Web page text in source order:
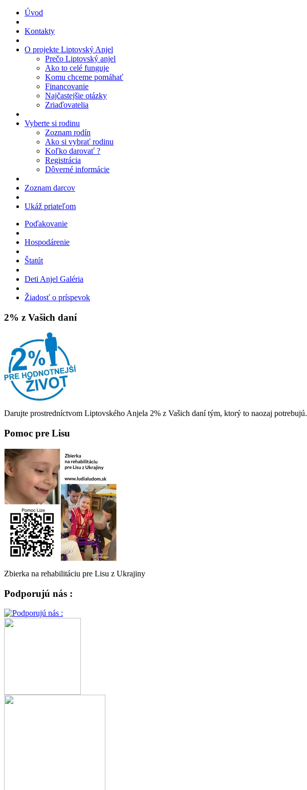
Úvod
Kontakty
O projekte Liptovský Anjel
Prečo Liptovský anjel
Ako to celé funguje
Komu chceme pomáhať
Financovanie
Najčastejšie otázky
Zriaďovatelia
Vyberte si rodinu
Zoznam rodín
Ako si vybrať rodinu
Koľko darovať ?
Registrácia
Dôverné informácie
Zoznam darcov
Ukáž priateľom
Poďakovanie
Hospodárenie
Štatút
Deti Anjel Galéria
Žiadosť o príspevok
2% z Vašich daní
Darujte prostredníctvom Liptovského Anjela 2% z Vašich daní tým, ktorý to naozaj potrebujú.
Pomoc pre Lisu
Zbierka na rehabilitáciu pre Lisu z Ukrajiny
Podporujú nás :